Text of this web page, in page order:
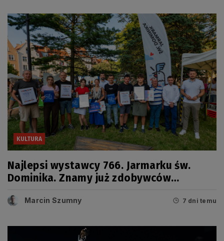
KULTURA
Najlepsi wystawcy 766. Jarmarku św.
Dominika. Znamy już zdobywców
Marcin Szumny 7 dni temu